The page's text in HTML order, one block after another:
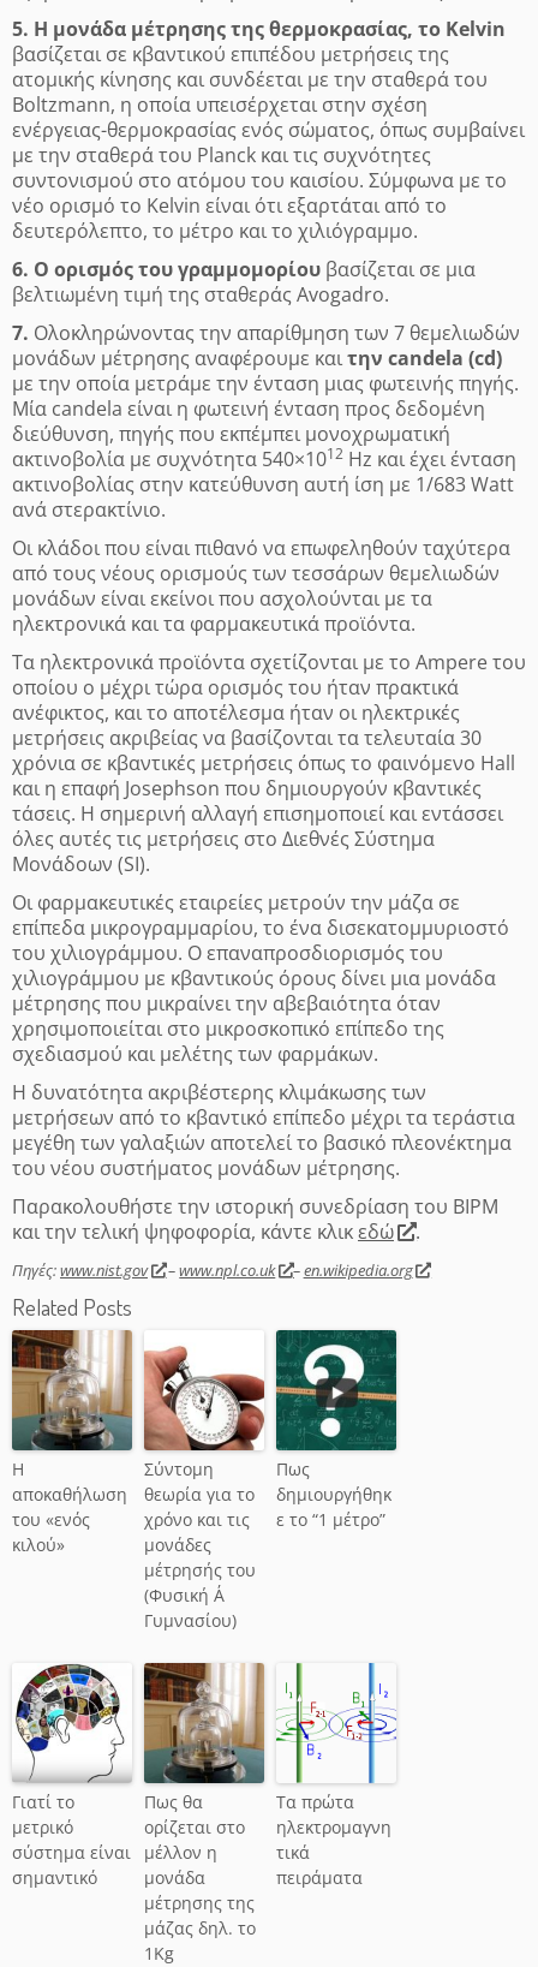
5. Η μονάδα μέτρησης της θερμοκρασίας, το Κelvin
βασίζεται σε κβαντικού επιπέδου μετρήσεις της
ατομικής κίνησης και συνδέεται με την σταθερά του
Boltzmann, η οποία υπεισέρχεται στην σχέση
ενέργειας-θερμοκρασίας ενός σώματος, όπως συμβαίνει
με την σταθερά του Planck και τις συχνότητες
συντονισμού στο ατόμου του καισίου. Σύμφωνα με το
νέο ορισμό το Kelvin είναι ότι εξαρτάται από το
δευτερόλεπτο, το μέτρο και το χιλιόγραμμο.
6. Ο ορισμός του γραμμομορίου βασίζεται σε μια
βελτιωμένη τιμή της σταθεράς Avogadro.
7. Ολοκληρώνοντας την απαρίθμηση των 7 θεμελιωδών
μονάδων μέτρησης αναφέρουμε καιτην candela (cd)
με την οποία μετράμε την ένταση μιας φωτεινής πηγής.
Mία candela είναι η φωτεινή ένταση προς δεδομένη
διεύθυνση, πηγής που εκπέμπει μονοχρωματική
ακτινοβολία με συχνότητα 540×1012 Hz και έχει ένταση
ακτινοβολίας στην κατεύθυνση αυτή ίση με 1/683 Watt
ανά στερακτίνιο.
Οι κλάδοι που είναι πιθανό να επωφεληθούν ταχύτερα
από τους νέους ορισμούς των τεσσάρων θεμελιωδών
μονάδων είναι εκείνοι που ασχολούνται με τα
ηλεκτρονικά και τα φαρμακευτικά προϊόντα.
Τα ηλεκτρονικά προϊόντα σχετίζονται με το Ampere του
οποίου ο μέχρι τώρα ορισμός του ήταν πρακτικά
ανέφικτος, και το αποτέλεσμα ήταν οι ηλεκτρικές
μετρήσεις ακριβείας να βασίζονται τα τελευταία 30
χρόνια σε κβαντικές μετρήσεις όπως το φαινόμενο Hall
και η επαφή Josephson που δημιουργούν κβαντικές
τάσεις. Η σημερινή αλλαγή επισημοποιεί και εντάσσει
όλες αυτές τις μετρήσεις στο Διεθνές Σύστημα
Μονάδοων (SI).
Οι φαρμακευτικές εταιρείες μετρούν την μάζα σε
επίπεδα μικρογραμμαρίου, το ένα δισεκατομμυριοστό
του χιλιογράμμου. Ο επαναπροσδιορισμός του
χιλιογράμμου με κβαντικούς όρους δίνει μια μονάδα
μέτρησης που μικραίνει την αβεβαιότητα όταν
χρησιμοποιείται στο μικροσκοπικό επίπεδο της
σχεδιασμού και μελέτης των φαρμάκων.
Η δυνατότητα ακριβέστερης κλιμάκωσης των
μετρήσεων από το κβαντικό επίπεδο μέχρι τα τεράστια
μεγέθη των γαλαξιών αποτελεί το βασικό πλεονέκτημα
του νέου συστήματος μονάδων μέτρησης.
Παρακολουθήστε την ιστορική συνεδρίαση του ΒΙΡΜ
και την τελική ψηφοφορία, κάντε κλικεδώ .
Πηγές:www.nist.gov –www.npl.co.uk –en.wikipedia.org
Related Posts
Η
αποκαθήλωση
του «ενός
κιλού»
Σύντομη
θεωρία για το
χρόνο και τις
μονάδες
μέτρησής του
(Φυσική Α΄
Γυμνασίου)
Πως
δημιουργήθηκ
ε το “1 μέτρο”
Γιατί το
μετρικό
σύστημα είναι
σημαντικό
Πως θα
ορίζεται στο
μέλλον η
μονάδα
μέτρησης της
μάζας δηλ. το
1Kg
Τα πρώτα
ηλεκτρομαγνη
τικά
πειράματα